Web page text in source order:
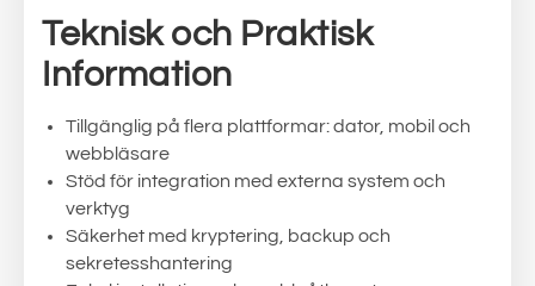
Teknisk och Praktisk
Information
Tillgänglig på flera plattformar: dator, mobil och
webbläsare
Stöd för integration med externa system och
verktyg
Säkerhet med kryptering, backup och
sekretesshantering